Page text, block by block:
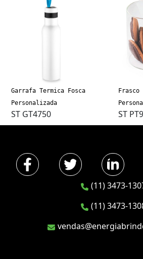
Garrafa Termica Fosca
Personalizada
ST GT4750 ST
(11) 3473-
(11) 3473-